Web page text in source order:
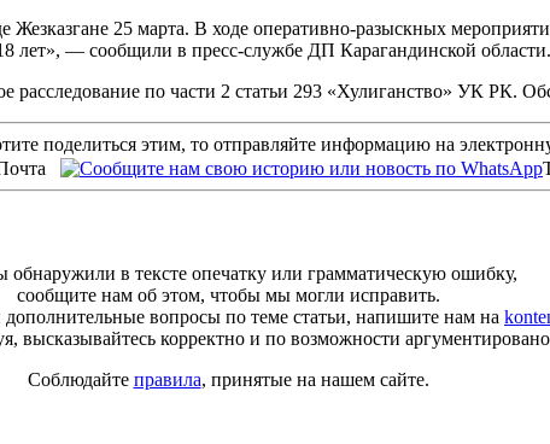
25 марта. В ходе оперативно-разыскных
лет», — сообщили в пресс-службе ДП Карагандинской области.
по части 2 статьи 293 «Хулиганство» УК РК.
поделиться этим, то отправляйте информацию на
обнаружили в тексте опечатку или грамматическую ошибку,
сообщите нам об этом, чтобы мы могли исправить.
дополнительные вопросы по теме статьи, напишите нам на
высказывайтесь корректно и по возможности
Соблюдайте правила, принятые на нашем сайте.